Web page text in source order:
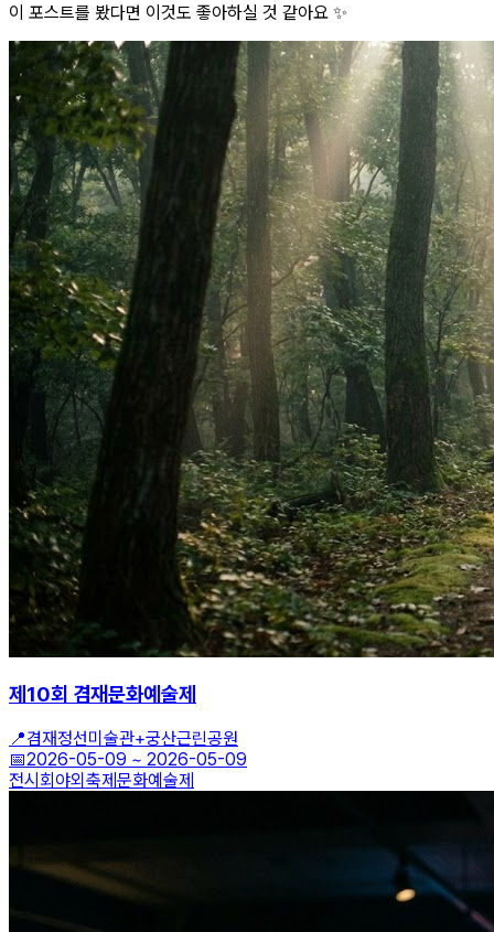
이 포스트를 봤다면 이것도 좋아하실 것 같아요 ✨
제10회 겸재문화예술제
📍겸재정선미술관+궁산근린공원
📅2026-05-09 ~ 2026-05-09
전시회야외축제문화예술제